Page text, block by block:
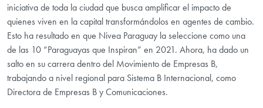
iniciativa de toda la ciudad que busca amplificar el impacto de
quienes viven en la capital transformándolos en agentes de cambio.
Esto ha resultado en que Nivea Paraguay la seleccione como una
de las 10 “Paraguayas que Inspiran” en 2021. Ahora, ha dado un
salto en su carrera dentro del Movimiento de Empresas B,
trabajando a nivel regional para Sistema B Internacional, como
Directora de Empresas B y Comunicaciones.